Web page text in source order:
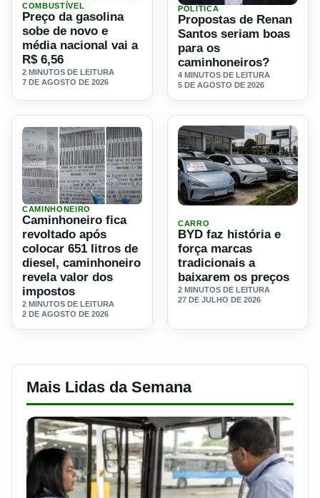
Ler materia: Preço da gasolina sobe de novo e média
COMBUSTÍVEL
Preço da gasolina
sobe de novo e
média nacional vai a
R$ 6,56
2 MINUTOS DE LEITURA
7 DE AGOSTO DE 2026
Ler materia: Propostas de
POLÍTICA
Propostas de Renan
Santos seriam boas
para os
caminhoneiros?
4 MINUTOS DE LEITURA
5 DE AGOSTO DE 2026
Ler materia: Caminhoneiro fica revoltado após colocar
CAMINHONEIRO
Caminhoneiro fica
revoltado após
colocar 651 litros de
diesel, caminhoneiro
revela valor dos
impostos
2 MINUTOS DE LEITURA
2 DE AGOSTO DE 2026
CARRO
BYD faz história e
força marcas
tradicionais a
baixarem os preços
2 MINUTOS DE LEITURA
27 DE JULHO DE 2026
Mais Lidas da Semana